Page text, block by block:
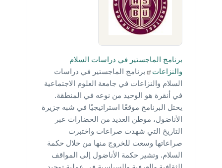
برنامج الماجستير في دراسات السلام
والنزاعات
برنامج الماجستير في دراسات
السلام والنزاعات في جامعة العلوم الاجتماعية
في أنقرة هو الوحيد من نوعه في المنطقة.
يحتل البرنامج موقعًا استراتيجيًا في شبه جزيرة
الأناضول، موطن العديد من الحضارات عبر
التاريخ التي شهدت صراعات واختبرت
صراعاتها وسعت للخروج منها من خلال حكمة
السلام. وتشير حكمة اﻷناضول إلى المواقف